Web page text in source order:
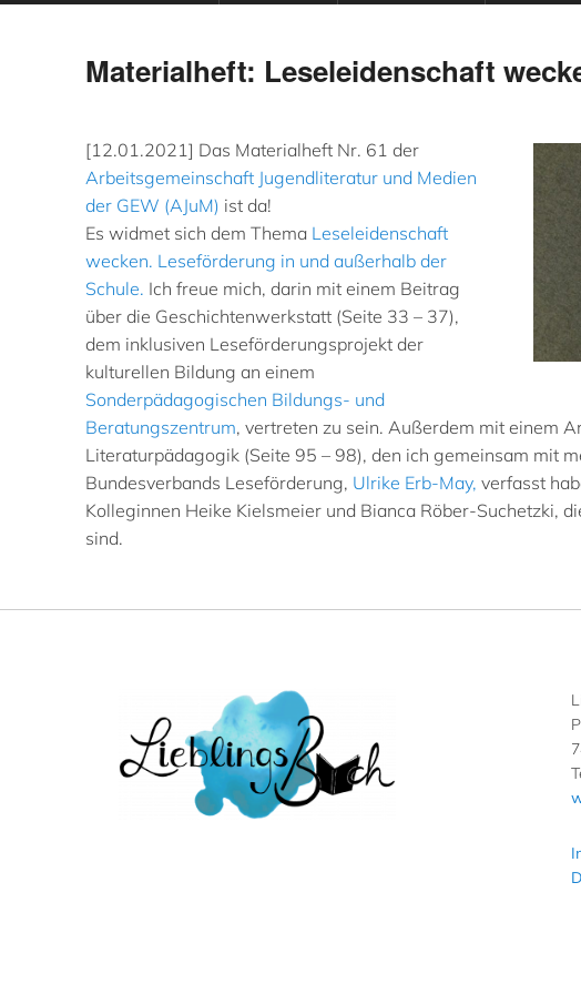
Materialheft: Leseleidenschaft
[12.01.2021] Das Materialheft Nr. 61 der
Arbeitsgemeinschaft Jugendliteratur und Medien
der GEW (AJuM) ist da!
Es widmet sich dem Thema Leseleidenschaft
wecken. Leseförderung in und außerhalb der
Schule. Ich freue mich, darin mit einem Beitrag
über die Geschichtenwerkstatt (Seite 33 – 37),
dem inklusiven Leseförderungsprojekt der
kulturellen Bildung an einem
Sonderpädagogischen Bildungs- und
Beratungszentrum, vertreten zu sein. Außerdem mit einem
Literaturpädagogik (Seite 95 – 98), den ich gemeinsam mit
Bundesverbands Leseförderung, Ulrike Erb-May, verfasst
Kolleginnen Heike Kielsmeier und Bianca Röber-Suchetzki,
sind.